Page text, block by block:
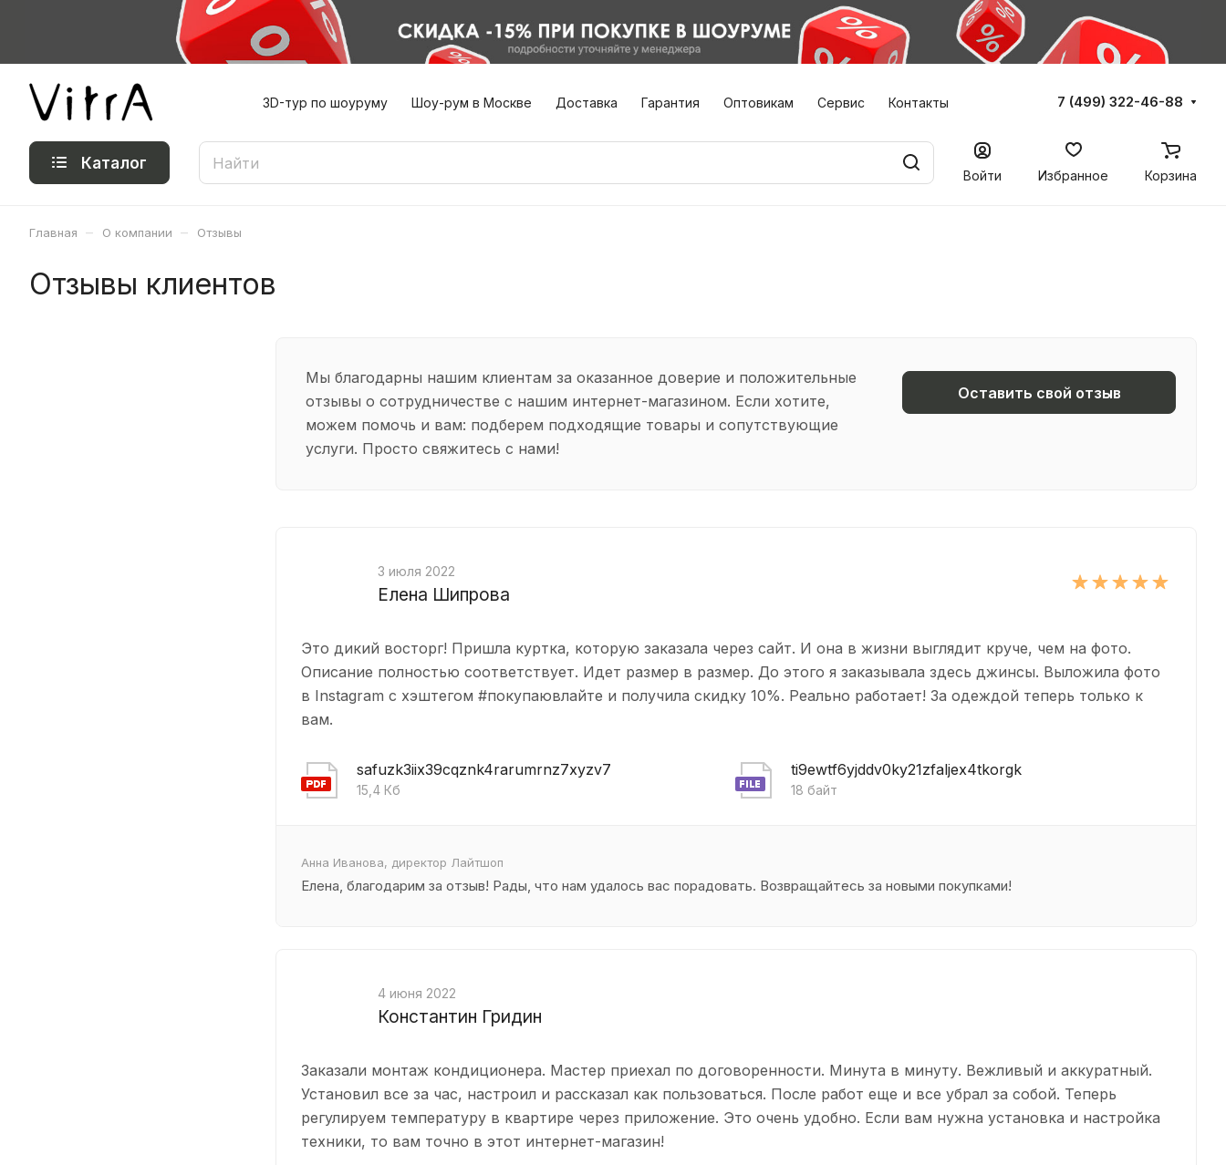
3D-тур по шоуруму Шоу-рум в Москве Доставка Гарантия Оптовикам Сервис Контакты 7 (499) 322-46-88
Каталог
Войти Избранное Корзина
Главная – О компании – Отзывы
Отзывы клиентов
Мы благодарны нашим клиентам за оказанное доверие и положительные
отзывы о сотрудничестве с нашим интернет-магазином. Если хотите,
можем помочь и вам: подберем подходящие товары и сопутствующие
услуги. Просто свяжитесь с нами!
Оставить свой отзыв
3 июля 2022
Елена Шипрова
Это дикий восторг! Пришла куртка, которую заказала через сайт. И она в жизни выглядит круче, чем на фото.
Описание полностью соответствует. Идет размер в размер. До этого я заказывала здесь джинсы. Выложила фото
в Instagram с хэштегом #покупаювлайте и получила скидку 10%. Реально работает! За одеждой теперь только к
вам.
safuzk3iix39cqznk4rarumrnz7xyzv7
15,4 Кб
ti9ewtf6yjddv0ky21zfaljex4tkorgk
18 байт
Анна Иванова, директор Лайтшоп
Елена, благодарим за отзыв! Рады, что нам удалось вас порадовать. Возвращайтесь за новыми покупками!
4 июня 2022
Константин Гридин
Заказали монтаж кондиционера. Мастер приехал по договоренности. Минута в минуту. Вежливый и аккуратный.
Установил все за час, настроил и рассказал как пользоваться. После работ еще и все убрал за собой. Теперь
регулируем температуру в квартире через приложение. Это очень удобно. Если вам нужна установка и настройка
техники, то вам точно в этот интернет-магазин!